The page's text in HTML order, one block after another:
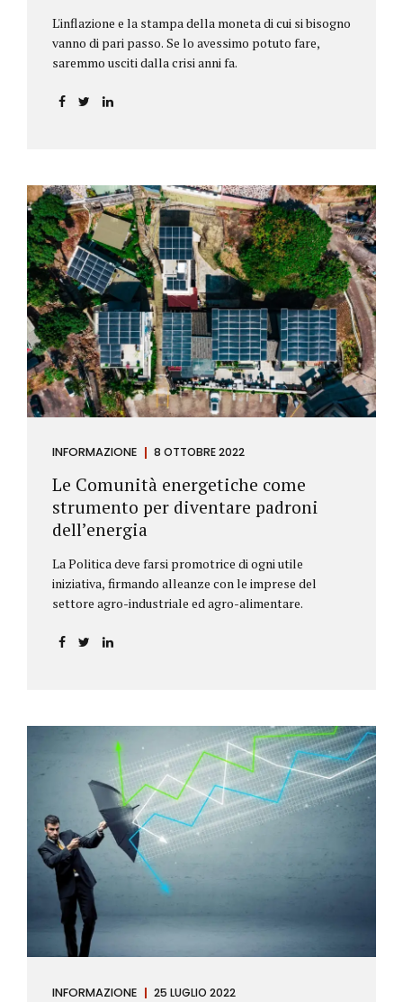
L'inflazione e la stampa della moneta di cui si bisogno
vanno di pari passo. Se lo avessimo potuto fare,
saremmo usciti dalla crisi anni fa.
INFORMAZIONE 8 OTTOBRE 2022
Le Comunità energetiche come
strumento per diventare padroni
dell’energia
La Politica deve farsi promotrice di ogni utile
iniziativa, firmando alleanze con le imprese del
settore agro-industriale ed agro-alimentare.
INFORMAZIONE 25 LUGLIO 2022